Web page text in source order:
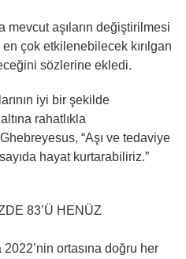
mevcut aşıların değiştirilmesi
çok etkilenebilecek kırılgan
sözlerine ekledi.
iyi bir şekilde
rahatlıkla
“Aşı ve tedaviye
hayat kurtarabiliriz.”
83’Ü HENÜZ
ortasına doğru her